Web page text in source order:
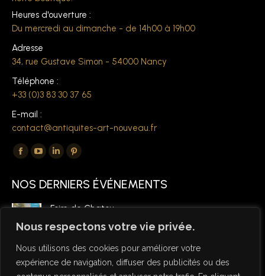
Nous respectons votre vie privée.
Nous utilisons des cookies pour améliorer votre
expérience de navigation, diffuser des publicités ou des
Heures d'ouverture :
Du mercredi au dimanche - de 14h00 à 19h00
Adresse
34, rue Gustave Simon - 54000 Nancy
Téléphone :
+33 (0)3 83 30 37 65
E-mail :
contact@antiquites-art-nouveau.fr
Trouvez nous sur :
La
Facebook
s'ouvre
nouvelle
fenêtre
La
YouTube
s'ouvre
nouvelle
fenêtre
La
LinkedIn
s'ouvre
une
nouvelle
fenêtre
La
Pinterest
s'ouvre
nouvelle
fenêtre
NOS DERNIERS ÉVÉNEMENTS
Foire de Chatou
6 mars 2026